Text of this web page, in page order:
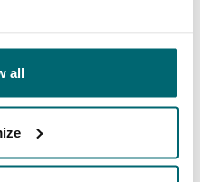
all